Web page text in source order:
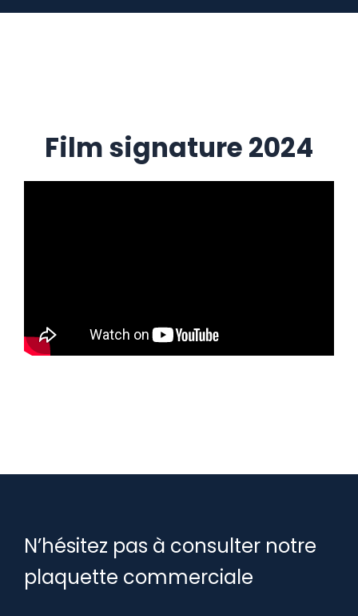
Film signature 2024
N’hésitez pas à consulter notre
plaquette commerciale